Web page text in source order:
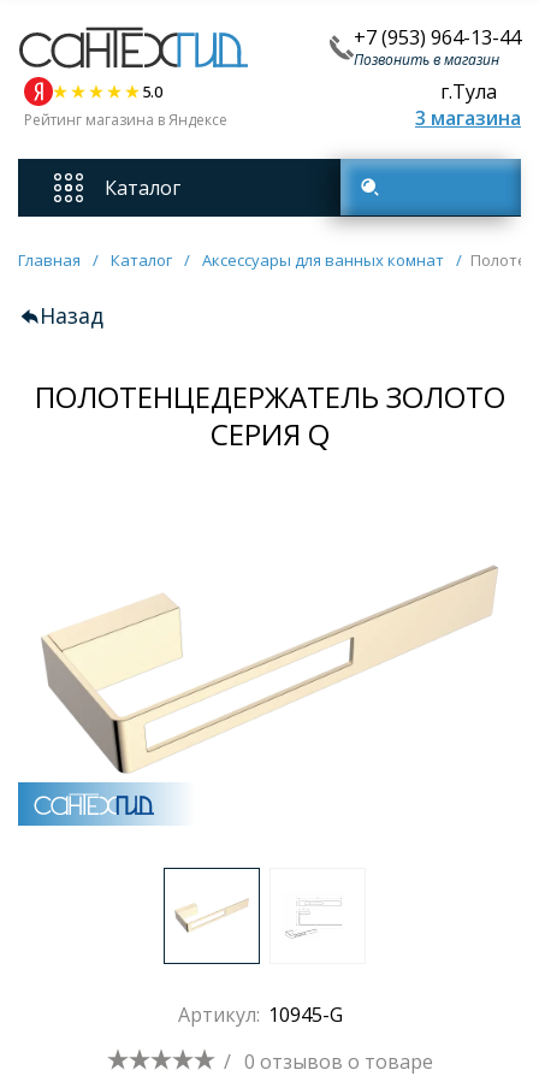
+7 (953) 964-13-44
Позвонить в магазин
5.0
Рейтинг магазина в Яндексе
г.Тула
3 магазина
Каталог
Смесители
Унитазы
Мебель для ванных комнат
Раковины
Душевые кабины
Полотенцесушители
Аксессуары для ванных комнат
Душевые поддоны
Душевые уголки и ограждения
Главная / Каталог / Аксессуары для ванных комнат /
Назад
ПОЛОТЕНЦЕДЕРЖАТЕЛЬ ЗОЛОТО
СЕРИЯ Q
Артикул: 10945-G
/ 0 отзывов о товаре